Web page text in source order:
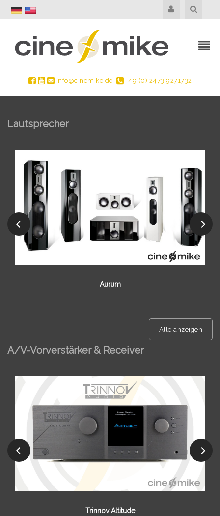
info@cinemike.de +49 (0) 2473 9271732
Lautsprecher
Ascendo The Passive Serie
Alle anzeigen
A/V-Vorverstärker & Receiver
Lyngdorf MP Serie